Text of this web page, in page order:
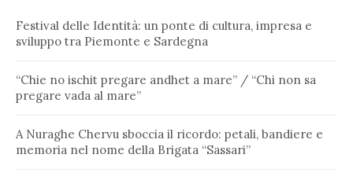
Festival delle Identità: un ponte di cultura, impresa e
sviluppo tra Piemonte e Sardegna
“Chie no ischit pregare andhet a mare” / “Chi non sa
pregare vada al mare”
A Nuraghe Chervu sboccia il ricordo: petali, bandiere e
memoria nel nome della Brigata “Sassari”